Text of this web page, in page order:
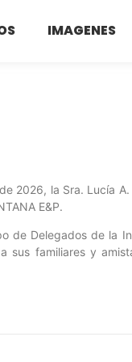
IMAGENES
2026, la Sra. Lucía
E&P.
de Delegados de la
sus familiares y